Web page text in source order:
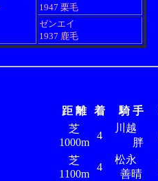
1947 栗毛
ゼンエイ
1937 鹿毛
距 離 着 騎 手
芝
1000m
4
川越
胖
芝
1100m
4
松永
善晴